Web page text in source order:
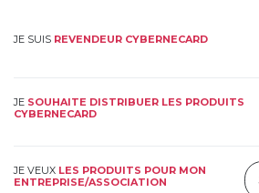
JE SUIS REVENDEUR CYBERNECARD
JE SOUHAITE DISTRIBUER LES PRODUITS
CYBERNECARD
JE VEUX LES PRODUITS POUR MON
ENTREPRISE/ASSOCIATION